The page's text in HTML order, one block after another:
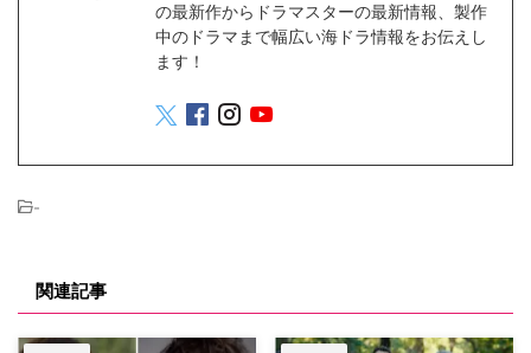
の最新作からドラマスターの最新情報、製作
中のドラマまで幅広い海ドラ情報をお伝えし
ます！
-
関連記事